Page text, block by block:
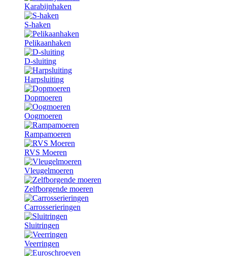
Karabijnhaken
S-haken
Pelikaanhaken
D-sluiting
Harpsluiting
Dopmoeren
Oogmoeren
Rampamoeren
RVS Moeren
Vleugelmoeren
Zelfborgende moeren
Carrosserieringen
Sluitringen
Veerringen